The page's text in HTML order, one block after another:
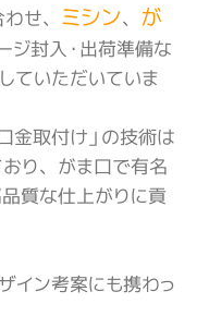
せ、 ミシン、 が
ジ封入・出荷準備な
ていただいていま
金取付け」の技術は
り、がま口で有名
質な仕上がりに貢
イン考案にも携わっ